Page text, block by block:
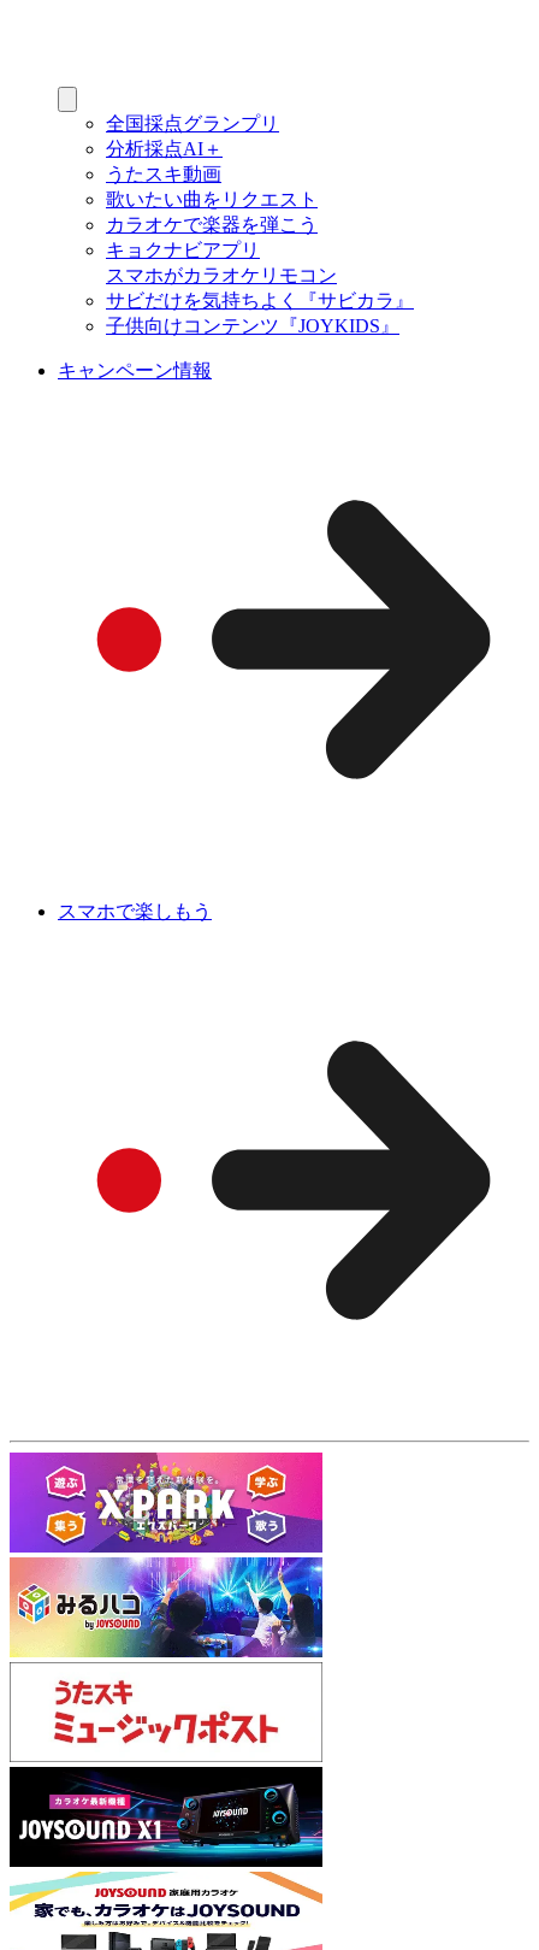
全国採点グランプリ
分析採点AI＋
うたスキ動画
歌いたい曲をリクエスト
カラオケで楽器を弾こう
キョクナビアプリ
スマホがカラオケリモコン
サビだけを気持ちよく『サビカラ』
子供向けコンテンツ『JOYKIDS』
キャンペーン情報
スマホで楽しもう